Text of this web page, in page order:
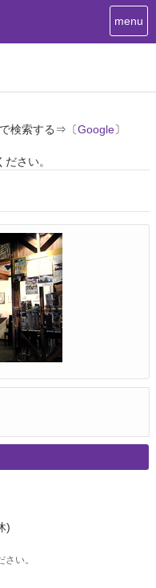
T
o
a
t
i
menu
検索する⇒〔Google〕
さい。
)
い。